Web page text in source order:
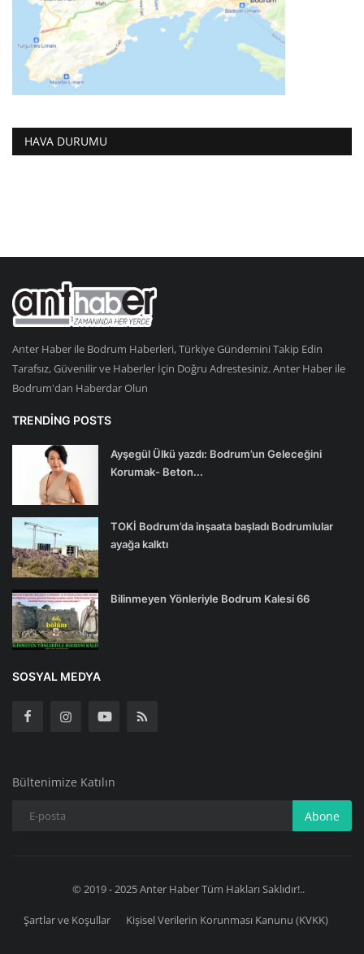
HAVA DURUMU
Anter Haber ile Bodrum Haberleri, Türkiye Gündemini Takip Edin
Tarafsız, Güvenilir ve Haberler İçin Doğru Adrestesiniz. Anter Haber ile
Bodrum'dan Haberdar Olun
TRENDING POSTS
Ayşegül Ülkü yazdı: Bodrum’un Geleceğini
Korumak- Beton...
TOKİ Bodrum’da inşaata başladı Bodrumlular
ayağa kalktı
Bilinmeyen Yönleriyle Bodrum Kalesi 66
SOSYAL MEDYA
Bültenimize Katılın
Abone
© 2019 - 2025 Anter Haber Tüm Hakları Saklıdır!..
Şartlar ve Koşullar Kişisel Verilerin Korunması Kanunu (KVKK)